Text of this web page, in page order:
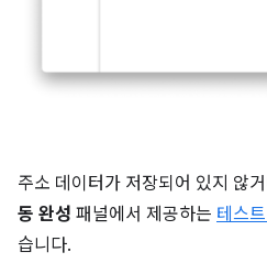
주소 데이터가 저장되어 있지 않
동 완성 패널에서 제공하는 테스
습니다.